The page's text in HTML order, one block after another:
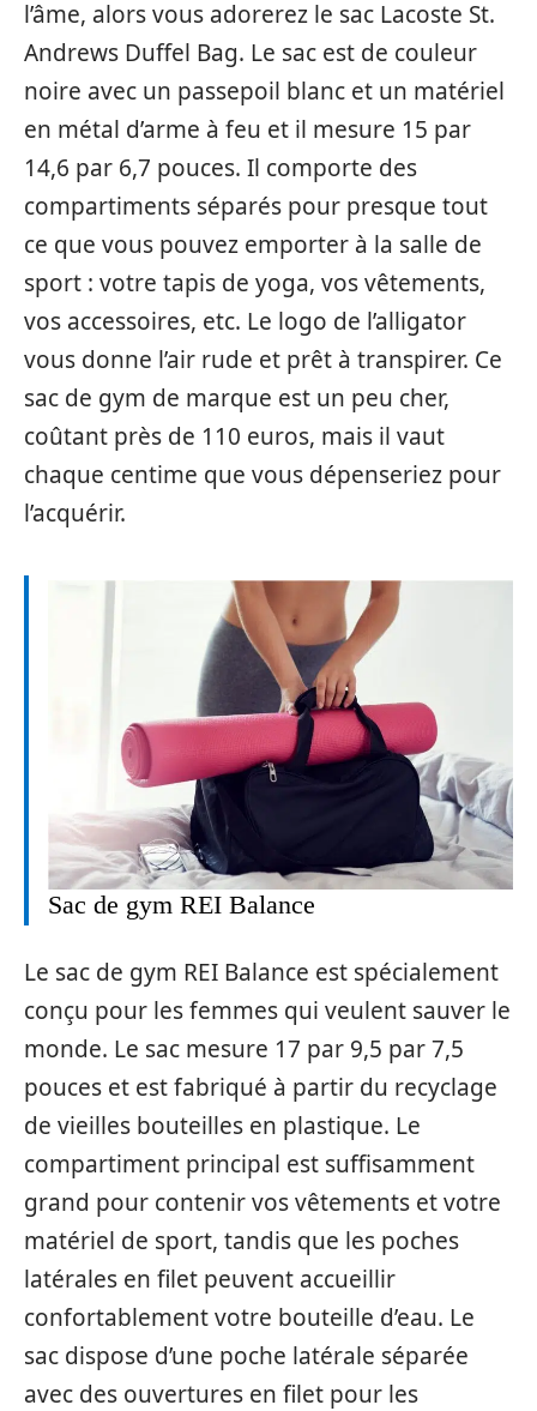
l’âme, alors vous adorerez le sac Lacoste St.
Andrews Duffel Bag. Le sac est de couleur
noire avec un passepoil blanc et un matériel
en métal d’arme à feu et il mesure 15 par
14,6 par 6,7 pouces. Il comporte des
compartiments séparés pour presque tout
ce que vous pouvez emporter à la salle de
sport : votre tapis de yoga, vos vêtements,
vos accessoires, etc. Le logo de l’alligator
vous donne l’air rude et prêt à transpirer. Ce
sac de gym de marque est un peu cher,
coûtant près de 110 euros, mais il vaut
chaque centime que vous dépenseriez pour
l’acquérir.
Sac de gym REI Balance
Le sac de gym REI Balance est spécialement
conçu pour les femmes qui veulent sauver le
monde. Le sac mesure 17 par 9,5 par 7,5
pouces et est fabriqué à partir du recyclage
de vieilles bouteilles en plastique. Le
compartiment principal est suffisamment
grand pour contenir vos vêtements et votre
matériel de sport, tandis que les poches
latérales en filet peuvent accueillir
confortablement votre bouteille d’eau. Le
sac dispose d’une poche latérale séparée
avec des ouvertures en filet pour les